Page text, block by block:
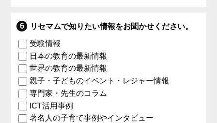
リセマムで知りたい情報をお聞かせください。
受験情報
日本の教育の最新情報
世界の教育の最新情報
親子・子どものイベント・レジャー情報
専門家・先生のコラム
ICT活用事例
著名人の子育て事例やインタビュー